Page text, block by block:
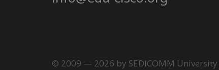
© 2009 — 2026 by SEDICOMM University